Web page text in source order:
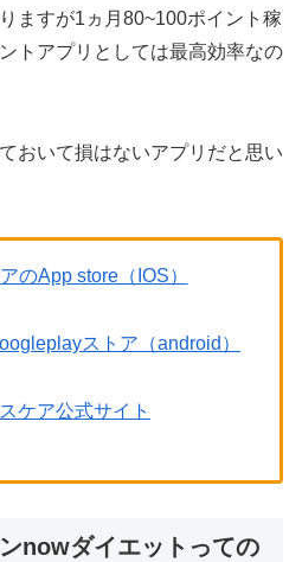
ますが1ヵ月80~100ポイント稼
トアプリとしては最高効率なの
おいて損はないアプリだと思い
のApp store（IOS）
ストア（android）
ケア公式サイト
nowダイエットっての